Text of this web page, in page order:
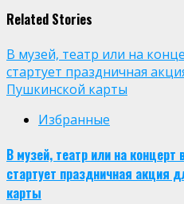
Related Stories
В музей, театр или на
стартует праздничная
Пушкинской карты
Избранные
В музей, театр или на концерт
стартует праздничная акция
карты